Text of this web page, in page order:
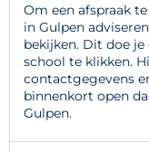
Om een afspraak
in Gulpen
bekijken. Dit doe
school te klikken.
contactgegevens
binnenkort open
Gulpen.